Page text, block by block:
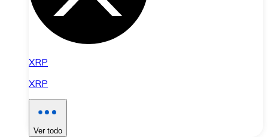
XRP
XRP
Ver todo